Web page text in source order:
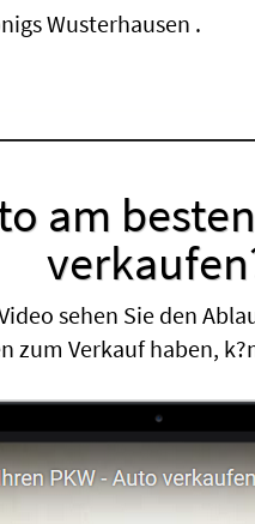
Wusterhausen .
am
sehen Sie den
zum Verkauf haben,